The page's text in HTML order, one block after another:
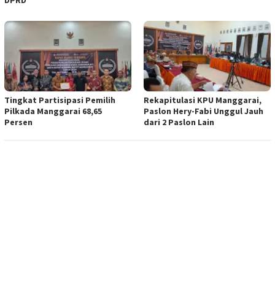
Tingkat Partisipasi Pemilih
Pilkada Manggarai 68,65
Persen
Rekapitulasi KPU Manggarai,
Paslon Hery-Fabi Unggul Jauh
dari 2 Paslon Lain